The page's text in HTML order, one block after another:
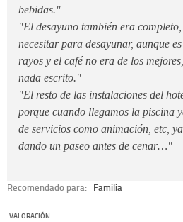
bebidas."
"El desayuno también era
necesitar para desayunar, aunque
rayos y el café no era de los
nada escrito."
"El resto de las instalaciones del
porque cuando llegamos la piscina
de servicios como animación, etc,
dando un paseo antes de cenar…"
Recomendado para: Familia
VALORACIÓN